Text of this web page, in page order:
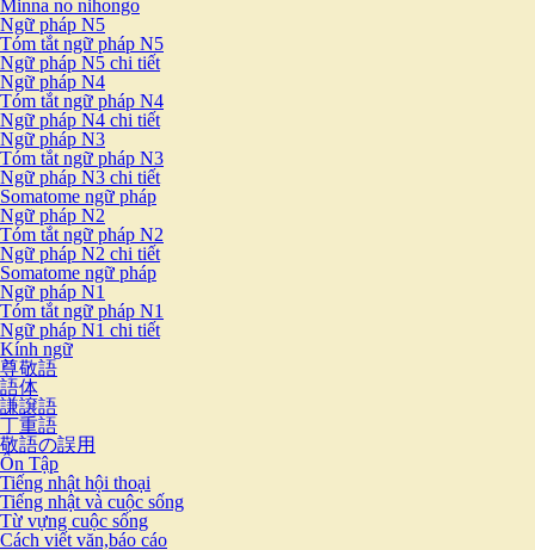
Minna no nihongo
Ngữ pháp N5
Tóm tắt ngữ pháp N5
Ngữ pháp N5 chi tiết
Ngữ pháp N4
Tóm tắt ngữ pháp N4
Ngữ pháp N4 chi tiết
Ngữ pháp N3
Tóm tắt ngữ pháp N3
Ngữ pháp N3 chi tiết
Somatome ngữ pháp
Ngữ pháp N2
Tóm tắt ngữ pháp N2
Ngữ pháp N2 chi tiết
Somatome ngữ pháp
Ngữ pháp N1
Tóm tắt ngữ pháp N1
Ngữ pháp N1 chi tiết
Kính ngữ
尊敬語
語体
謙譲語
丁重語
敬語の誤用
Ôn Tập
Tiếng nhật hội thoại
Tiếng nhật và cuộc sống
Từ vựng cuộc sống
Cách viết văn,báo cáo